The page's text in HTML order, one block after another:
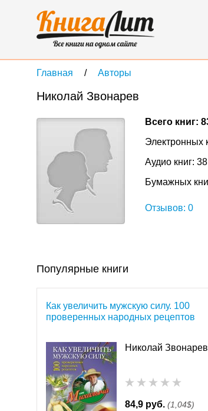
Главная Авторы
Николай Звонарев
Всего книг:
Электронных
Аудио книг: 38
Бумажных
Отзывов: 0
Популярные книги
Как увеличить мужскую силу. 100
проверенных народных рецептов
Николай Звонарев
84,9 руб. (1,04$)